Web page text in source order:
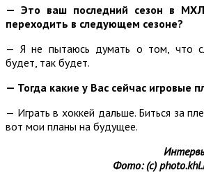
— Это ваш последний сезон в
переходить в следующем сезоне?
— Я не пытаюсь думать о том, что
будет, так будет.
— Тогда какие у Вас сейчас игровые
— Играть в хоккей дальше. Биться за
вот мои планы на будущее.
Фото: (с)